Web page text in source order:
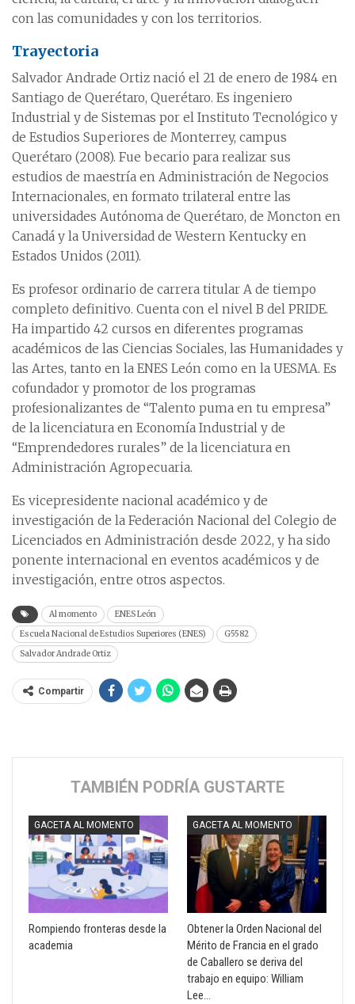
con las comunidades y con los territorios.
Trayectoria
Salvador Andrade Ortiz nació el 21 de enero de 1984 en
Santiago de Querétaro, Querétaro. Es ingeniero
Industrial y de Sistemas por el Instituto Tecnológico y
de Estudios Superiores de Monterrey, campus
Querétaro (2008). Fue becario para realizar sus
estudios de maestría en Administración de Negocios
Internacionales, en formato trilateral entre las
universidades Autónoma de Querétaro, de Moncton en
Canadá y la Universidad de Western Kentucky en
Estados Unidos (2011).
Es profesor ordinario de carrera titular A de tiempo
completo definitivo. Cuenta con el nivel B del PRIDE.
Ha impartido 42 cursos en diferentes programas
académicos de las Ciencias Sociales, las Humanidades y
las Artes, tanto en la ENES León como en la UESMA. Es
cofundador y promotor de los programas
profesionalizantes de “Talento puma en tu empresa”
de la licenciatura en Economía Industrial y de
“Emprendedores rurales” de la licenciatura en
Administración Agropecuaria.
Es vicepresidente nacional académico y de
investigación de la Federación Nacional del Colegio de
Licenciados en Administración desde 2022, y ha sido
ponente internacional en eventos académicos y de
investigación, entre otros aspectos.
Al momento
ENES León
Escuela Nacional de Estudios Superiores (ENES)
G5582
Salvador Andrade Ortiz
Compartir
TAMBIÉN PODRÍA GUSTARTE
GACETA AL MOMENTO
Rompiendo fronteras desde la
academia
GACETA AL MOMENTO
Obtener la Orden Nacional del
Mérito de Francia en el grado
de Caballero se deriva del
trabajo en equipo: William
Lee…